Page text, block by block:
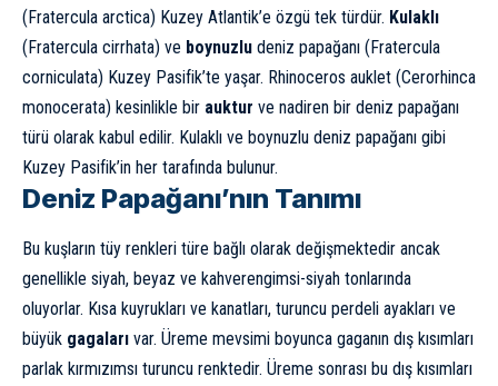
(Fratercula arctica) Kuzey Atlantik’e özgü tek türdür. Kulaklı
(Fratercula cirrhata) ve boynuzlu deniz papağanı (Fratercula
corniculata) Kuzey Pasifik’te yaşar. Rhinoceros auklet (Cerorhinca
monocerata) kesinlikle bir auktur ve nadiren bir deniz papağanı
türü olarak kabul edilir. Kulaklı ve boynuzlu deniz papağanı gibi
Kuzey Pasifik’in her tarafında bulunur.
Deniz Papağanı’nın Tanımı
Bu kuşların tüy renkleri türe bağlı olarak değişmektedir ancak
genellikle siyah, beyaz ve kahverengimsi-siyah tonlarında
oluyorlar. Kısa kuyrukları ve kanatları, turuncu perdeli ayakları ve
büyük gagaları var. Üreme mevsimi boyunca gaganın dış kısımları
parlak kırmızımsı turuncu renktedir. Üreme sonrası bu dış kısımları